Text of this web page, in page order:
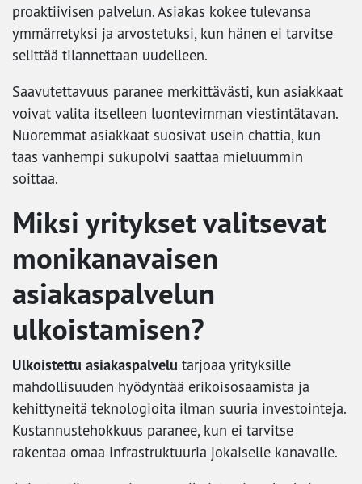
proaktiivisen palvelun. Asiakas kokee tulevansa
ymmärretyksi ja arvostetuksi, kun hänen ei tarvitse
selittää tilannettaan uudelleen.
Saavutettavuus paranee merkittävästi, kun asiakkaat
voivat valita itselleen luontevimman viestintätavan.
Nuoremmat asiakkaat suosivat usein chattia, kun
taas vanhempi sukupolvi saattaa mieluummin
soittaa.
Miksi yritykset valitsevat
monikanavaisen
asiakaspalvelun
ulkoistamisen?
Ulkoistettu asiakaspalvelu tarjoaa yrityksille
mahdollisuuden hyödyntää erikoisosaamista ja
kehittyneitä teknologioita ilman suuria investointeja.
Kustannustehokkuus paranee, kun ei tarvitse
rakentaa omaa infrastruktuuria jokaiselle kanavalle.